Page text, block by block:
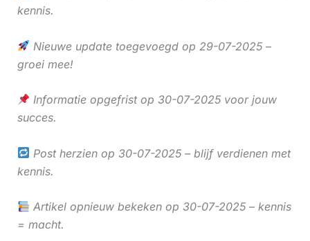
kennis.
Nieuwe update toegevoegd op 29-07-2025 –
groei mee!
Informatie opgefrist op 30-07-2025 voor jouw
succes.
Post herzien op 30-07-2025 – blijf verdienen met
kennis.
Artikel opnieuw bekeken op 30-07-2025 – kennis
= macht.